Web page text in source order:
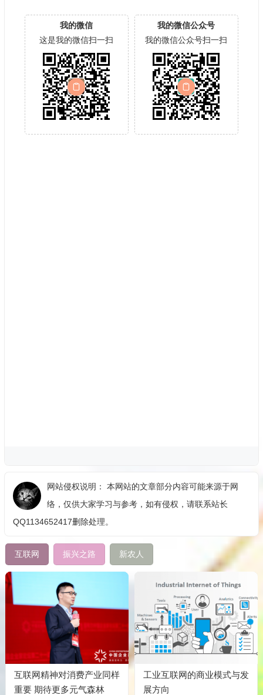
我的微信
这是我的微信扫一扫
我的微信公众号
我的微信公众号扫一扫
网站侵权说明： 本网站的文章部分内容可能来源于网
络，仅供大家学习与参考，如有侵权，请联系站长
QQ1134652417删除处理。
互联网 振兴之路 新农人
互联网精神对消费产业同样
重要 期待更多元气森林
工业互联网的商业模式与发
展方向